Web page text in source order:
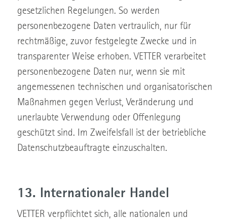
gesetzlichen Regelungen. So werden
personenbezogene Daten vertraulich, nur für
rechtmäßige, zuvor festgelegte Zwecke und in
transparenter Weise erhoben. VETTER verarbeitet
personenbezogene Daten nur, wenn sie mit
angemessenen technischen und organisatorischen
Maßnahmen gegen Verlust, Veränderung und
unerlaubte Verwendung oder Offenlegung
geschützt sind. Im Zweifelsfall ist der betriebliche
Datenschutzbeauftragte einzuschalten.
13. Internationaler Handel
VETTER verpflichtet sich, alle nationalen und